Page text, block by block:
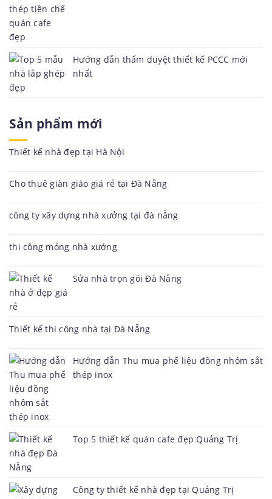
Hướng dẫn thẩm duyệt thiết kế PCCC mới
nhất
Sản phẩm mới
Thiết kế nhà đẹp tại Hà Nội
Cho thuê giàn giáo giá rẻ tại Đà Nẵng
công ty xây dựng nhà xưởng tại đà nẵng
thi công móng nhà xưởng
Sửa nhà trọn gói Đà Nẵng
Thiết kế thi công nhà tại Đà Nẵng
Hướng dẫn Thu mua phế liệu đồng nhôm sắt
thép inox
Top 5 thiết kế quán cafe đẹp Quảng Trị
Công ty thiết kế nhà đẹp tại Quảng Trị